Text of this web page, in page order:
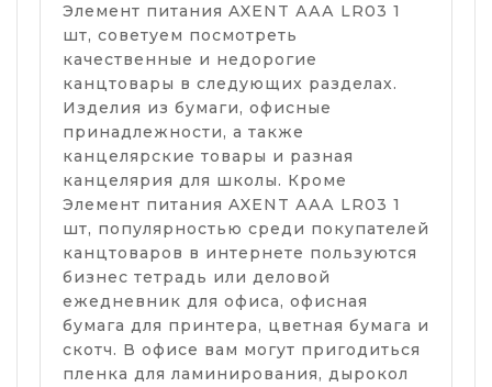
Элемент питания AXENT ААА LR03 1
шт, советуем посмотреть
качественные и недорогие
канцтовары в следующих разделах.
Изделия из бумаги, офисные
принадлежности, а также
канцелярские товары и разная
канцелярия для школы. Кроме
Элемент питания AXENT ААА LR03 1
шт, популярностью среди покупателей
канцтоваров в интернете пользуются
бизнес тетрадь или деловой
ежедневник для офиса, офисная
бумага для принтера, цветная бумага и
скотч. В офисе вам могут пригодиться
пленка для ламинирования, дырокол